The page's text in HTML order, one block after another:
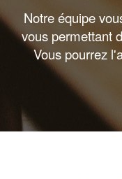
Notre équipe
vous permettant
Vous pourrez